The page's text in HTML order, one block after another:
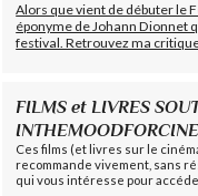
Alors que vient de débuter le
éponyme de Johann Dionnet
festival. Retrouvez ma
FILMS et LIVRES
Ces films (et livres sur le
recommande vivement, sans
qui vous intéresse pour